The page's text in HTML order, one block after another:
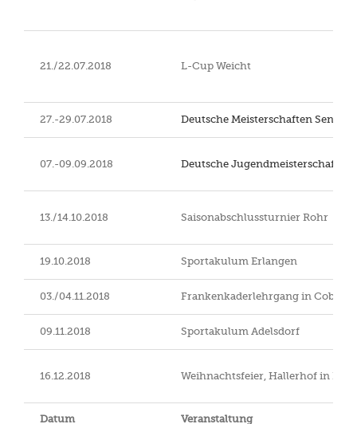
21./22.07.2018 L-Cup Weicht
27.-29.07.2018 Deutsche Meisterschaften
07.-09.09.2018 Deutsche Jugendmeisterschaften
13./14.10.2018 Saisonabschlussturnier Rohr
19.10.2018 Sportakulum Erlangen
03./04.11.2018 Frankenkaderlehrgang in Coburg
09.11.2018 Sportakulum Adelsdorf
16.12.2018 Weihnachtsfeier, Hallerhof in
Datum Veranstaltung